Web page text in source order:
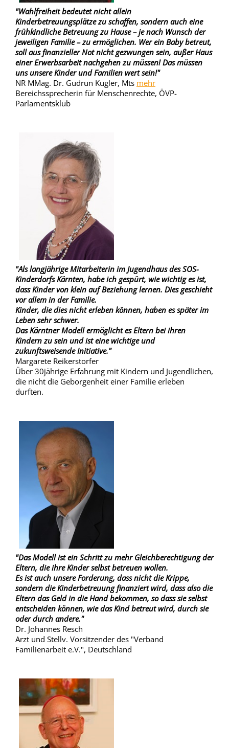
"Wahlfreiheit bedeutet nicht allein
Kinderbetreuungsplätze zu schaffen, sondern auch eine
frühkindliche Betreuung zu Hause – je nach Wunsch der
jeweiligen Familie – zu ermöglichen. Wer ein Baby betreut,
soll aus finanzieller Not nicht gezwungen sein, außer Haus
einer Erwerbsarbeit nachgehen zu müssen! Das müssen
uns unsere Kinder und Familien wert sein!"
NR MMag. Dr. Gudrun Kugler, Mts mehr
Bereichssprecherin für Menschenrechte, ÖVP-
Parlamentsklub
"Als langjährige Mitarbeiterin im Jugendhaus des SOS-
Kinderdorfs Kärnten, habe ich gespürt, wie wichtig es ist,
dass Kinder von klein auf Beziehung lernen. Dies geschieht
vor allem in der Familie.
Kinder, die dies nicht erleben können, haben es später im
Leben sehr schwer.
Das Kärntner Modell ermöglicht es Eltern bei ihren
Kindern zu sein und ist eine wichtige und
zukunftsweisende Initiative."
Margarete Reikerstorfer
Über 30jährige Erfahrung mit Kindern und Jugendlichen,
die nicht die Geborgenheit einer Familie erleben
durften.
"Das Modell ist ein Schritt zu mehr Gleichberechtigung der
Eltern, die ihre Kinder selbst betreuen wollen.
Es ist auch unsere Forderung, dass nicht die Krippe,
sondern die Kinderbetreuung finanziert wird, dass also die
Eltern das Geld in die Hand bekommen, so dass sie selbst
entscheiden können, wie das Kind betreut wird, durch sie
oder durch andere."
Dr. Johannes Resch
Arzt und Stellv. Vorsitzender des "Verband
Familienarbeit e.V.", Deutschland